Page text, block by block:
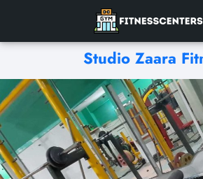
Studio Zaara